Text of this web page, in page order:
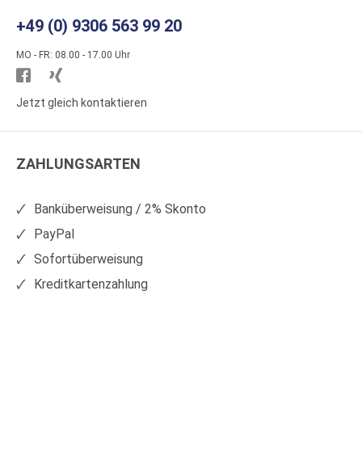
+49 (0) 9306 563 99 20
MO - FR: 08.00 - 17.00 Uhr
Besuchen
Sie
auf
Sie
auf
Jetzt gleich kontaktieren
ZAHLUNGSARTEN
Banküberweisung / 2% Skonto
PayPal
Sofortüberweisung
Kreditkartenzahlung